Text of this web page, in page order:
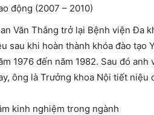
động (2007 – 2010)
Văn Thắng trở lại Bệnh viện Đa
sau khi hoàn thành khóa đào tạo
1976 đến năm 1982. Sau đó
ông là Trưởng khoa Nội tiết niệu
kinh nghiệm trong ngành